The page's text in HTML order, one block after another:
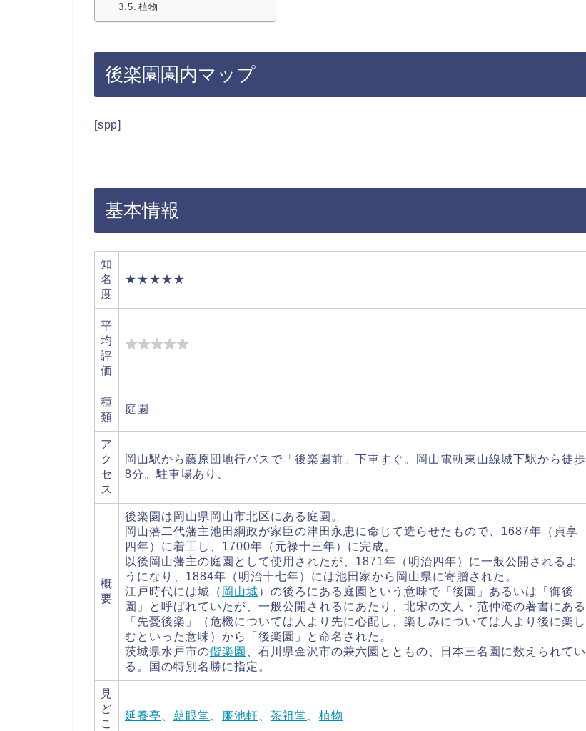
植物
後楽園園内マップ
[spp]
基本情報
知
名
度
★★★★★
平
均
評
価
種
類
庭園
ア
ク
セ
ス
岡山駅から藤原団地行バスで「後楽園前」下車すぐ。岡山電軌東山線城下駅から徒歩
8分。駐車場あり、
概
要
後楽園は岡山県岡山市北区にある庭園。
岡山藩二代藩主池田綱政が家臣の津田永忠に命じて造らせたもので、1687年（貞享
四年）に着工し、1700年（元禄十三年）に完成。
以後岡山藩主の庭園として使用されたが、1871年（明治四年）に一般公開されるよ
うになり、1884年（明治十七年）には池田家から岡山県に寄贈された。
江戸時代には城（ 岡山城）の後ろにある庭園という意味で「後園」あるいは「御後
園」と呼ばれていたが、一般公開されるにあたり、北宋の文人・范仲淹の著書にある
「先憂後楽」（危機については人より先に心配し、楽しみについては人より後に楽し
むといった意味）から「後楽園」と命名された。
茨城県水戸市の偕楽園
、石川県金沢市の兼六園とともの、日本三名園に数えられてい
る。国の特別名勝に指定。
見
ど
こ
延養亭 慈眼堂 廉池軒 茶祖堂 植物